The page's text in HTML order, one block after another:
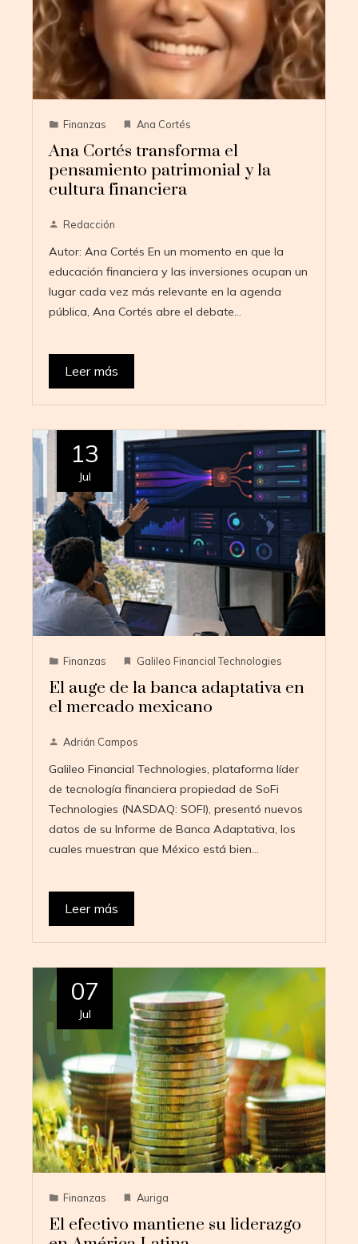
Finanzas Ana Cortés
Ana Cortés transforma el
pensamiento patrimonial y la
cultura financiera
Redacción
Autor: Ana Cortés En un momento en que la
educación financiera y las inversiones ocupan un
lugar cada vez más relevante en la agenda
pública, Ana Cortés abre el debate…
Leer más
13
Jul
Finanzas Galileo Financial Technologies
El auge de la banca adaptativa en
el mercado mexicano
Adrián Campos
Galileo Financial Technologies, plataforma líder
de tecnología financiera propiedad de SoFi
Technologies (NASDAQ: SOFI), presentó nuevos
datos de su Informe de Banca Adaptativa, los
cuales muestran que México está bien…
Leer más
07
Jul
Finanzas Auriga
El efectivo mantiene su liderazgo